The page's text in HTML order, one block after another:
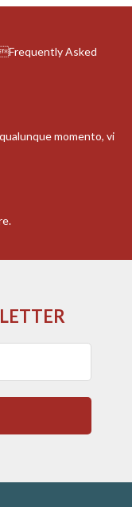
Asked
momento, vi